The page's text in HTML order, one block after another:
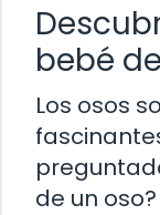
bebé
Los osos
de un oso?